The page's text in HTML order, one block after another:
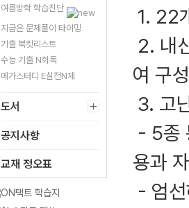
여름방학 학습진단
지금은 문제풀이 타이밍
기출 북킷리스트
수능 기출 N회독
메가스터디 E실전N제
도서
공지사항
교재 정오표
1. 22
2. 내
여 구
3. 고
- 5종
용과
- 엄